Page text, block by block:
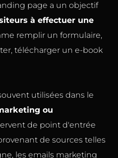
page a un objectif
à effectuer une
remplir un formulaire,
télécharger un e-book
utilisées dans le
ou
de point d'entrée
de sources telles
les emails marketing